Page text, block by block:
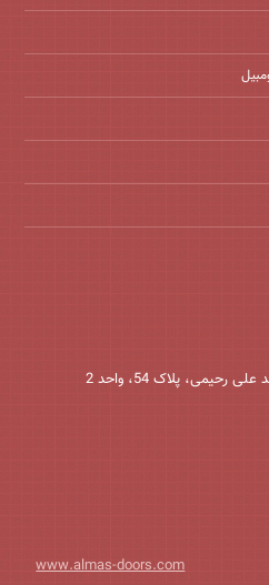
پلاک 54، واحد 2
www.almas-doors.com